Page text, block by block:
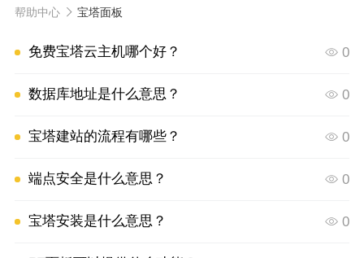
帮助中心 宝塔面板
免费宝塔云主机哪个好？ 0
数据库地址是什么意思？ 0
宝塔建站的流程有哪些？ 0
端点安全是什么意思？ 0
宝塔安装是什么意思？ 0